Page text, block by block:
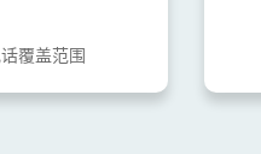
覆盖范围